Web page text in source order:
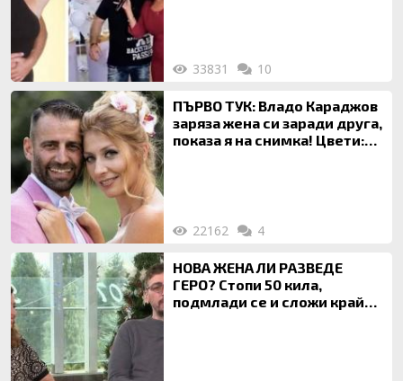
33831 10
ПЪРВО ТУК: Владо Караджов
заряза жена си заради друга,
показа я на снимка! Цвети:
22162 4
НОВА ЖЕНА ЛИ РАЗВЕДЕ
ГЕРО? Стопи 50 кила,
подмлади се и сложи край